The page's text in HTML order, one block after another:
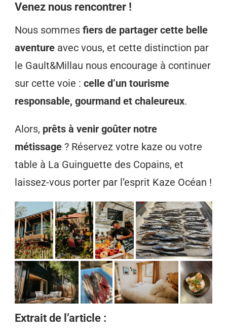
Venez nous rencontrer !
Nous sommes fiers de partager cette belle
aventure avec vous, et cette distinction par
le Gault&Millau nous encourage à continuer
sur cette voie : celle d’un tourisme
responsable, gourmand et chaleureux.
Alors, prêts à venir goûter notre
métissage ? Réservez votre kaze ou votre
table à La Guinguette des Copains, et
laissez-vous porter par l’esprit Kaze Océan !
Extrait de l’article :